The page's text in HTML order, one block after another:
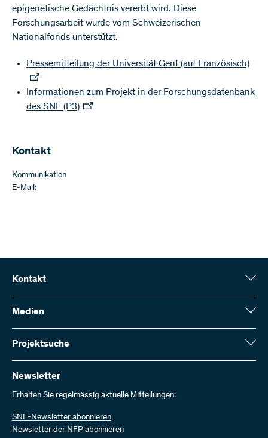
epigenetische Gedächtnis vererbt wird. Diese
Forschungsarbeit wurde vom Schweizerischen
Nationalfonds unterstützt.
Pressemitteilung der Universität Genf (auf Französisch)
Informationen zum Projekt in der Forschungsdatenbank
des SNF (P3)
​Kontakt
Kommunikation
E-Mail:
Kontakt
Schweizerischer Nationalfonds (SNF)
Wildhainweg 3
Kontakt aufnehmen
Rechnung senden
Bei uns arbeiten
Offene Stellen
Medien
Medienauskünfte
Jahresbericht
Projektsuche
Hier finden Sie umfangreiche Informationen zu den vom SNF
bewilligten Forschungsprojekten und Förderbeiträgen:
Projektsuche
Newsletter
Erhalten Sie regelmässig aktuelle Mitteilungen:
SNF-Newsletter abonnieren
Newsletter der NFP abonnieren